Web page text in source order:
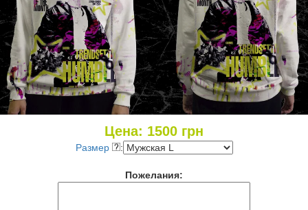
Цена: 1500 грн
Размер :
Пожелания: